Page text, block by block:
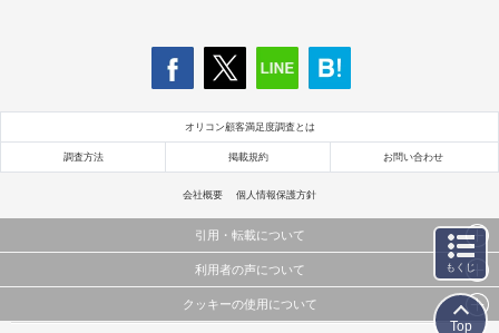
オリコン顧客満足度調査とは
調査方法 掲載規約 お問い合わせ
会社概要 個人情報保護方針
引用・転載について
当サイトで公開されている情報（文字、写真、イラスト、画像データ等）及びこれらの配置・
これらの情報を権利者の許可なく無断転載・複製などの二次利用を行うことは固く禁じており
利用者の声について
当サイトに掲載している内容はすべてサービスの利用者が提出された見解・感想です。
クッキーの使用について
もくじ
Top